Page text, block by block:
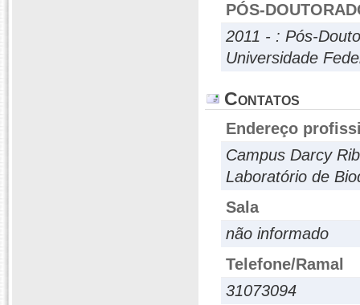
PÓS-
2011 - : Pós-
Universidade
Contatos
Endereço
Campus Darcy
Laboratório de
Sala
não informado
Telefone/Ramal
31073094